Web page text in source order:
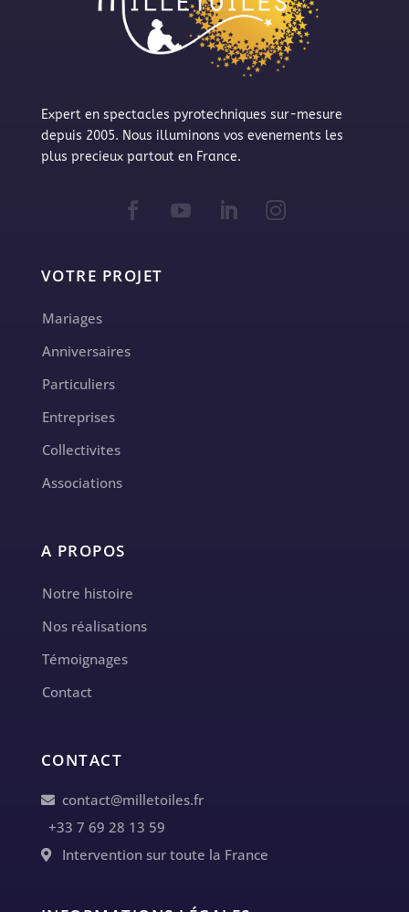
Expert en spectacles pyrotechniques sur-mesure
depuis 2005. Nous illuminons vos evenements les
plus precieux partout en France.
VOTRE PROJET
Mariages
Anniversaires
Particuliers
Entreprises
Collectivites
Associations
A PROPOS
Notre histoire
Nos réalisations
Témoignages
Contact
CONTACT
contact@milletoiles.fr
+33 7 69 28 13 59
Intervention sur toute la France